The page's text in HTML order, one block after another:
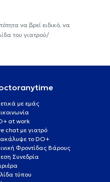
να βρεί ειδικό, να
του γιατρού/
με εμάς
at work
chat με γιατρό
το DO+
Φροντίδας Βάρους
Συνεδρία
τύπου